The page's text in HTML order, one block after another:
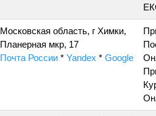
Московская область, г Химки,
Планерная мкр, 17
Почта России * Yandex * Google